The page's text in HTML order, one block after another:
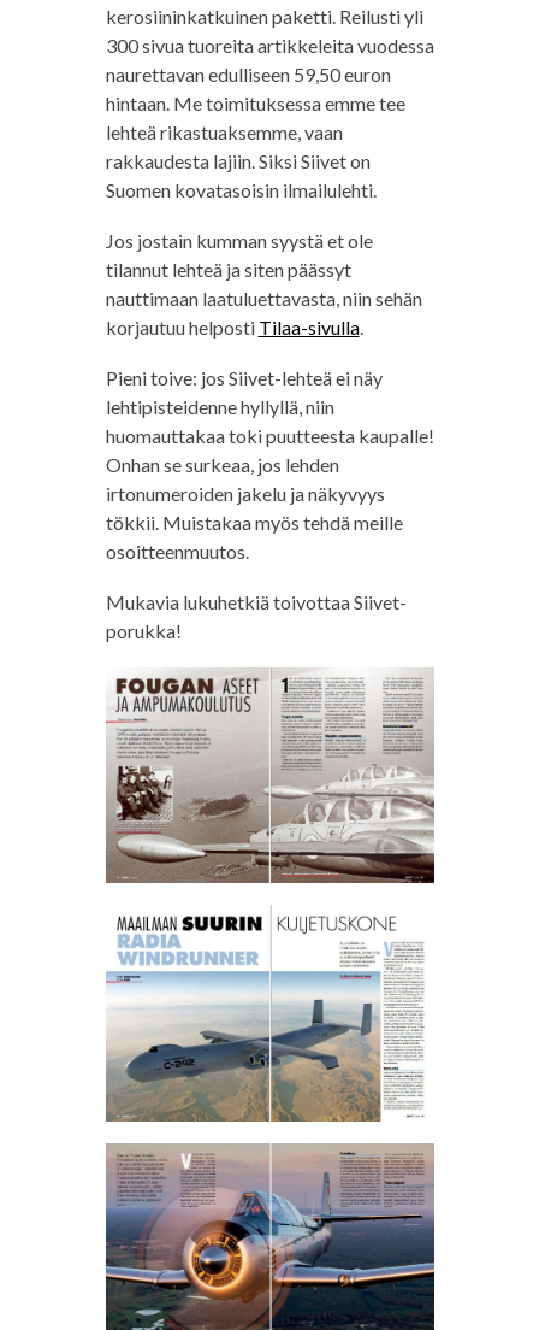
kerosiininkatkuinen paketti. Reilusti yli
300 sivua tuoreita artikkeleita vuodessa
naurettavan edulliseen 59,50 euron
hintaan. Me toimituksessa emme tee
lehteä rikastuaksemme, vaan
rakkaudesta lajiin. Siksi Siivet on
Suomen kovatasoisin ilmailulehti.
Jos jostain kumman syystä et ole
tilannut lehteä ja siten päässyt
nauttimaan laatuluettavasta, niin sehän
korjautuu helposti Tilaa-sivulla.
Pieni toive: jos Siivet-lehteä ei näy
lehtipisteidenne hyllyllä, niin
huomauttakaa toki puutteesta kaupalle!
Onhan se surkeaa, jos lehden
irtonumeroiden jakelu ja näkyvyys
tökkii. Muistakaa myös tehdä meille
osoitteenmuutos.
Mukavia lukuhetkiä toivottaa Siivet-
porukka!